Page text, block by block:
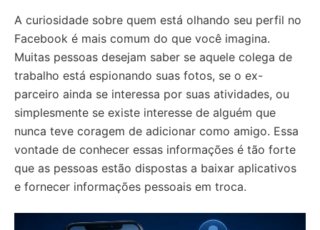
A curiosidade sobre quem está olhando seu perfil no
Facebook é mais comum do que você imagina.
Muitas pessoas desejam saber se aquele colega de
trabalho está espionando suas fotos, se o ex-
parceiro ainda se interessa por suas atividades, ou
simplesmente se existe interesse de alguém que
nunca teve coragem de adicionar como amigo. Essa
vontade de conhecer essas informações é tão forte
que as pessoas estão dispostas a baixar aplicativos
e fornecer informações pessoais em troca.